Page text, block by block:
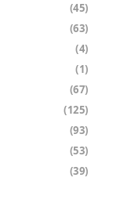
(45)
(63)
(4)
(1)
(67)
(125)
(93)
(53)
(39)